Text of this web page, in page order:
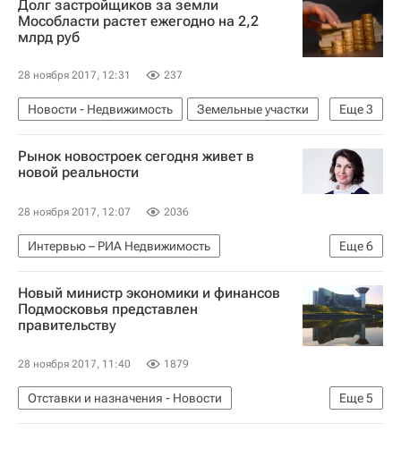
Долг застройщиков за земли
Мособласти растет ежегодно на 2,2
млрд руб
28 ноября 2017, 12:31 237
Еще3
Новости - Недвижимость
Земельные участки
Долги
Московская область (Подмосковье)
Россия
Рынок новостроек сегодня живет в
новой реальности
28 ноября 2017, 12:07 2036
Еще6
Интервью – РИА Недвижимость
Крупным планом
Новостройки
Жилье
Цены
Законодательство Россия
Новый министр экономики и финансов
Подмосковья представлен
правительству
28 ноября 2017, 11:40 1879
Еще5
Отставки и назначения - Новости
Новости - Недвижимость
Чиновники